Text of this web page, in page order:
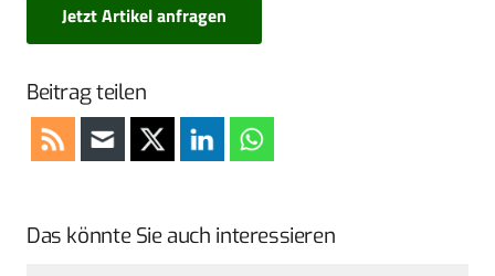
Jetzt Artikel anfragen
Beitrag teilen
Das könnte Sie auch interessieren